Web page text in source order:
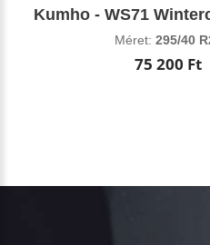
Kumho - WS71
Méret: 295/40
75 200 Ft